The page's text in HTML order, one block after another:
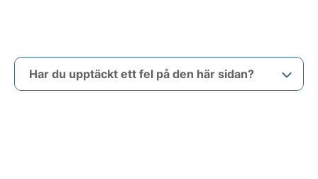
Har du upptäckt ett fel på den här sidan?